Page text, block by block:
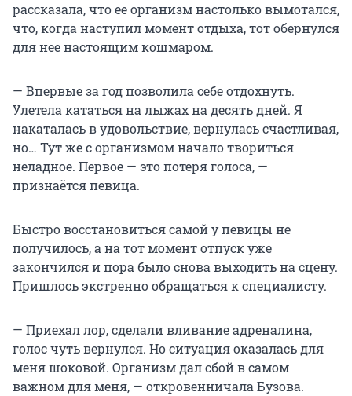
рассказала, что ее организм настолько вымотался,
что, когда наступил момент отдыха, тот обернулся
для нее настоящим кошмаром.
— Впервые за год позволила себе отдохнуть.
Улетела кататься на лыжах на десять дней. Я
накаталась в удовольствие, вернулась счастливая,
но… Тут же с организмом начало твориться
неладное. Первое — это потеря голоса, —
признаётся певица.
Быстро восстановиться самой у певицы не
получилось, а на тот момент отпуск уже
закончился и пора было снова выходить на сцену.
Пришлось экстренно обращаться к специалисту.
— Приехал лор, сделали вливание адреналина,
голос чуть вернулся. Но ситуация оказалась для
меня шоковой. Организм дал сбой в самом
важном для меня, — откровенничала Бузова.